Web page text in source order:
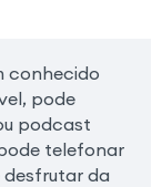
conhecido
pode
podcast
telefonar
desfrutar da